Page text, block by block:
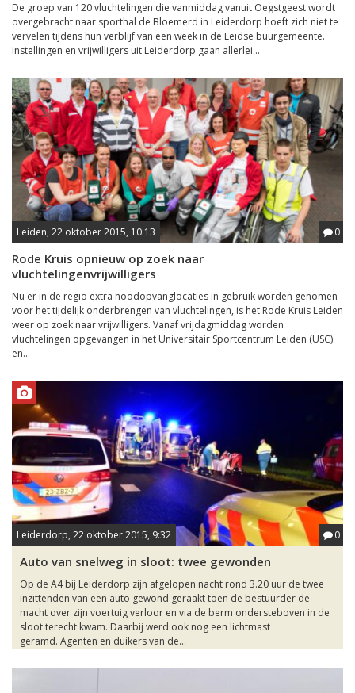
De groep van 120 vluchtelingen die vanmiddag vanuit Oegstgeest wordt
overgebracht naar sporthal de Bloemerd in Leiderdorp hoeft zich niet te
vervelen tijdens hun verblijf van een week in de Leidse buurgemeente.
Instellingen en vrijwilligers uit Leiderdorp gaan allerlei...
Leiden, 22 oktober 2015, 10:13 0
Rode Kruis opnieuw op zoek naar
vluchtelingenvrijwilligers
Nu er in de regio extra noodopvanglocaties in gebruik worden genomen
voor het tijdelijk onderbrengen van vluchtelingen, is het Rode Kruis Leiden
weer op zoek naar vrijwilligers. Vanaf vrijdagmiddag worden
vluchtelingen opgevangen in het Universitair Sportcentrum Leiden (USC)
en...
Leiderdorp, 22 oktober 2015, 9:32 0
Auto van snelweg in sloot: twee gewonden
Op de A4 bij Leiderdorp zijn afgelopen nacht rond 3.20 uur de twee
inzittenden van een auto gewond geraakt toen de bestuurder de
macht over zijn voertuig verloor en via de berm ondersteboven in de
sloot terecht kwam. Daarbij werd ook nog een lichtmast
geramd. Agenten en duikers van de...